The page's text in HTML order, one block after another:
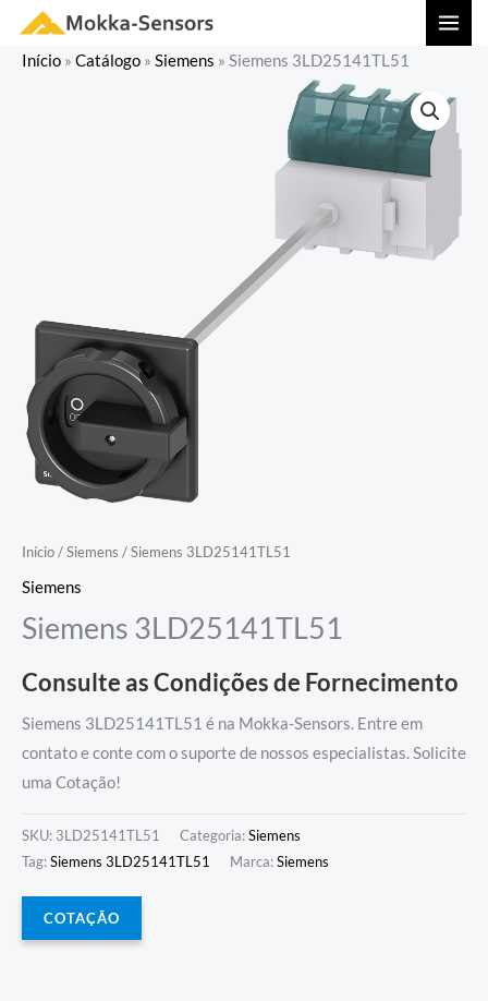
Início » Catálogo » Siemens » Siemens 3LD25141TL51
Início/Siemens / Siemens 3LD25141TL51
Siemens
Siemens 3LD25141TL51
Consulte as Condições de Fornecimento
Siemens 3LD25141TL51 é na Mokka-Sensors. Entre em
contato e conte com o suporte de nossos especialistas. Solicite
uma Cotação!
SKU: 3LD25141TL51 Categoria:Siemens
Tag:Siemens 3LD25141TL51 Marca:Siemens
COTAÇÃO